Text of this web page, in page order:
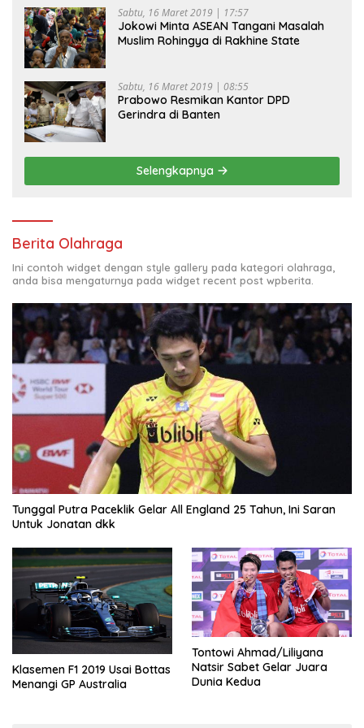
Sabtu, 16 Maret 2019 | 17:57
Jokowi Minta ASEAN Tangani Masalah
Muslim Rohingya di Rakhine State
Sabtu, 16 Maret 2019 | 08:55
Prabowo Resmikan Kantor DPD
Gerindra di Banten
Selengkapnya
Berita Olahraga
Ini contoh widget dengan style gallery pada kategori olahraga,
anda bisa mengaturnya pada widget recent post wpberita.
Tunggal Putra Paceklik Gelar All England 25 Tahun, Ini Saran
Untuk Jonatan dkk
Klasemen F1 2019 Usai Bottas
Menangi GP Australia
Tontowi Ahmad/Liliyana
Natsir Sabet Gelar Juara
Dunia Kedua